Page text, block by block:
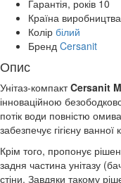
Гарантія, років 10
Країна виробництва
Колір білий
Бренд Cersanit
Опис
Унітаз-компактCersanit
інноваційною
потік води повністю
забезпечує гігієну ванної
Крім того, пропонує
задня частина унітазу
стіни. Завдяки такому